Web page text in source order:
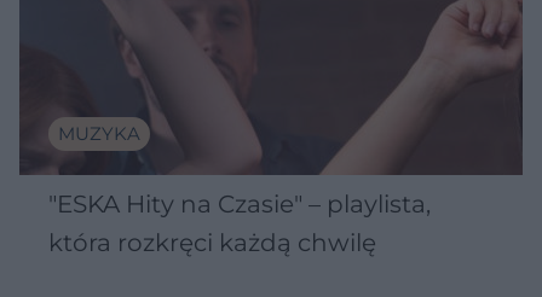
MUZYKA
"ESKA Hity na Czasie" – playlista,
która rozkręci każdą chwilę